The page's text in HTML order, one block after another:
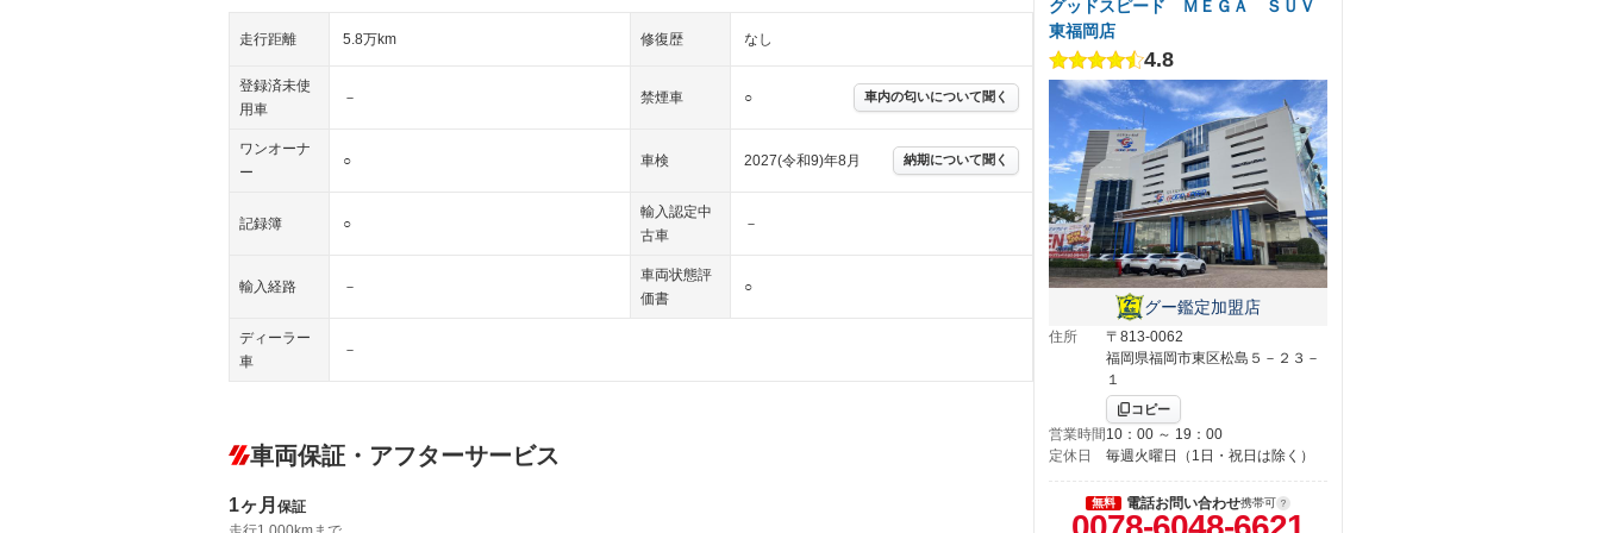
走行距離 5.8万km 修復歴 なし
登録済未使
用車
－ 禁煙車 ○ 車内の匂いについて聞く
ワンオーナ
ー
○ 車検 2027(令和9)年8月 納期について聞く
記録簿 ○
輸入認定中
古車
－
輸入経路 －
車両状態評
価書
○
ディーラー
車
－
車両保証・アフターサービス
1ヶ月 保証
グッドスピード ＭＥＧＡ ＳＵＶ
東福岡店
4.8
グー鑑定加盟店
住所
〒813-0062
福岡県福岡市東区松島５－２３－
１
コピー
営業時間 10：00 ～ 19：00
定休日
毎週火曜日（1日・祝日は除く）
無料 電話お問い合わせ携帯可